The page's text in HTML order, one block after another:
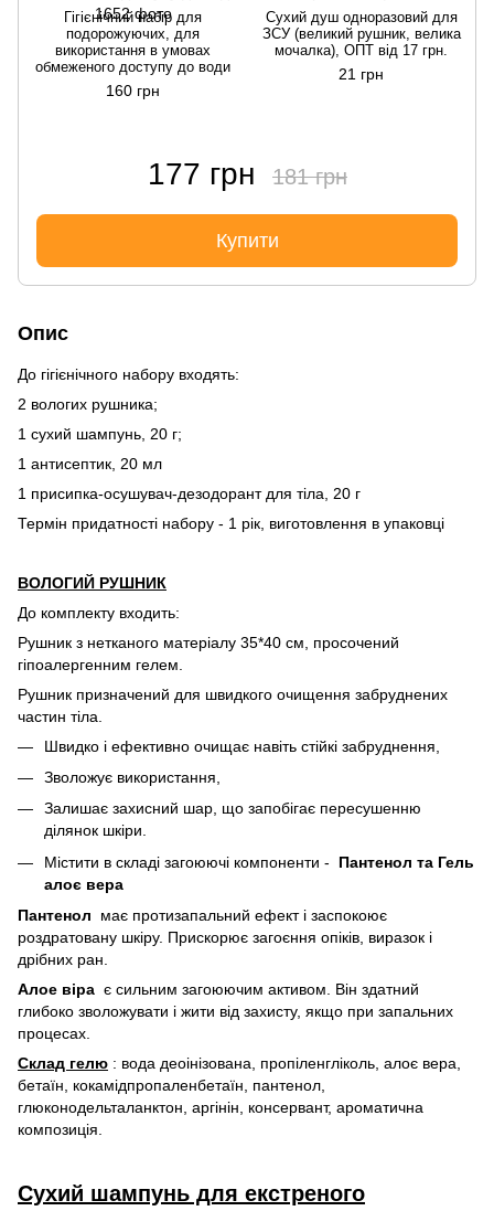
Гігієнічний набір для
подорожуючих, для
використання в умовах
обмеженого доступу до води
160 грн
Сухий душ одноразовий для
ЗСУ (великий рушник, велика
мочалка), ОПТ від 17 грн.
21 грн
177 грн 181 грн
Купити
Опис
До гігієнічного набору входять:
2 вологих рушника;
1 сухий шампунь, 20 г;
1 антисептик, 20 мл
1 присипка-осушувач-дезодорант для тіла, 20 г
Термін придатності набору - 1 рік, виготовлення в упаковці
ВОЛОГИЙ РУШНИК
До комплекту входить:
Рушник з нетканого матеріалу 35*40 см, просочений
гіпоалергенним гелем.
Рушник призначений для швидкого очищення забруднених
частин тіла.
Швидко і ефективно очищає навіть стійкі забруднення,
Зволожує використання,
Залишає захисний шар, що запобігає пересушенню
ділянок шкіри.
Містити в складі загоюючі компоненти - Пантенол та Гель
алоє вера
Пантенол
має протизапальний ефект і заспокоює
роздратовану шкіру. Прискорює загоєння опіків, виразок і
дрібних ран.
Алое віра є сильним загоюючим активом. Він здатний
глибоко зволожувати і жити від захисту, якщо при запальних
процесах.
Склад гелю : вода деоінізована, пропіленгліколь, алоє вера,
бетаїн, кокамідпропаленбетаїн, пантенол,
глюконодельталанктон, аргінін, консервант, ароматична
композиція.
Сухий шампунь для екстреного